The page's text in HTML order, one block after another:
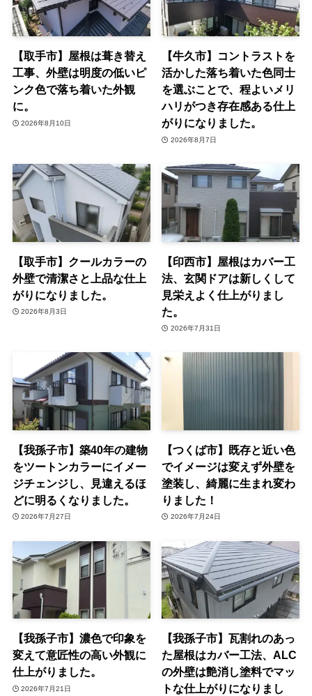
【取手市】屋根は葺き替え
工事、外壁は明度の低いピ
ンク色で落ち着いた外観
に。
2026年8月10日
【牛久市】コントラストを
活かした落ち着いた色同士
を選ぶことで、程よいメリ
ハリがつき存在感ある仕上
がりになりました。
2026年8月7日
【取手市】クールカラーの
外壁で清潔さと上品な仕上
がりになりました。
2026年8月3日
【印西市】屋根はカバー工
法、玄関ドアは新しくして
見栄えよく仕上がりまし
た。
2026年7月31日
【我孫子市】築40年の建物
をツートンカラーにイメー
ジチェンジし、見違えるほ
どに明るくなりました。
2026年7月27日
【つくば市】既存と近い色
でイメージは変えず外壁を
塗装し、綺麗に生まれ変わ
りました！
2026年7月24日
【我孫子市】濃色で印象を
変えて意匠性の高い外観に
仕上がりました。
2026年7月21日
【我孫子市】瓦割れのあっ
た屋根はカバー工法、ALC
の外壁は艶消し塗料でマッ
トな仕上がりになりまし